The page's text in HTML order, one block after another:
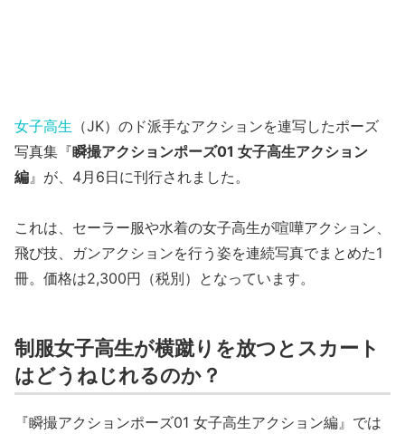
女子高生 （JK）のド派手なアクションを連写したポーズ
写真集『瞬撮アクションポーズ01 女子高生アクション
編 』が、4月6日に刊行されました。
これは、セーラー服や水着の女子高生が喧嘩アクション、
飛び技、ガンアクションを行う姿を連続写真でまとめた1
冊。価格は2,300円（税別）となっています。
制服女子高生が横蹴りを放つとスカート
はどうねじれるのか？
『瞬撮アクションポーズ01 女子高生アクション編』では